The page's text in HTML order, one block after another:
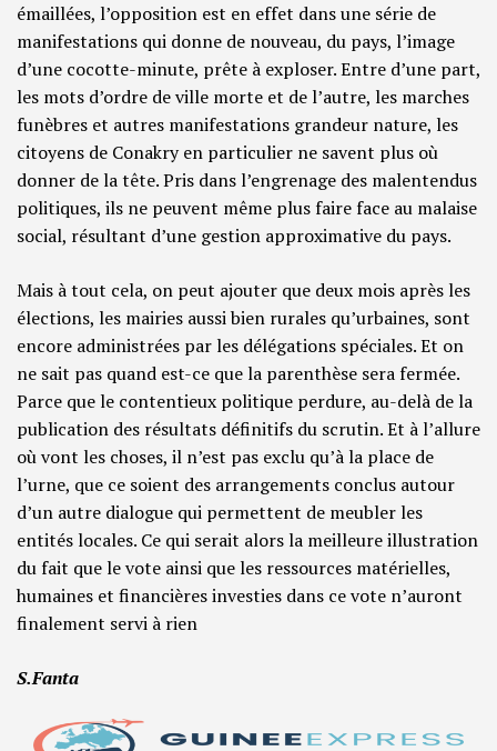
émaillées, l’opposition est en effet dans une série de
manifestations qui donne de nouveau, du pays, l’image
d’une cocotte-minute, prête à exploser. Entre d’une part,
les mots d’ordre de ville morte et de l’autre, les marches
funèbres et autres manifestations grandeur nature, les
citoyens de Conakry en particulier ne savent plus où
donner de la tête. Pris dans l’engrenage des malentendus
politiques, ils ne peuvent même plus faire face au malaise
social, résultant d’une gestion approximative du pays.
Mais à tout cela, on peut ajouter que deux mois après les
élections, les mairies aussi bien rurales qu’urbaines, sont
encore administrées par les délégations spéciales. Et on
ne sait pas quand est-ce que la parenthèse sera fermée.
Parce que le contentieux politique perdure, au-delà de la
publication des résultats définitifs du scrutin. Et à l’allure
où vont les choses, il n’est pas exclu qu’à la place de
l’urne, que ce soient des arrangements conclus autour
d’un autre dialogue qui permettent de meubler les
entités locales. Ce qui serait alors la meilleure illustration
du fait que le vote ainsi que les ressources matérielles,
humaines et financières investies dans ce vote n’auront
finalement servi à rien
S.Fanta